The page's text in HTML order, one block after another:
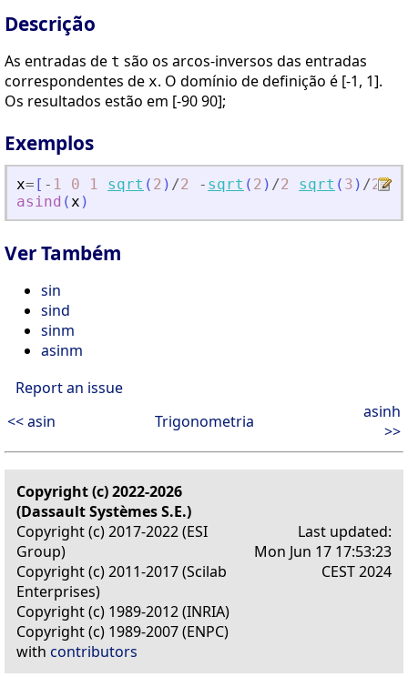
Descrição
As entradas de t são os arcos-inversos das entradas
correspondentes de x. O domínio de definição é [-1, 1].
Os resultados estão em [-90 90];
Exemplos
x= [ - 1 0 1 sqrt ( 2 ) /2 - sqrt ( 2 ) /2 sqrt ( 3 ) /2 -
asind (x )
Ver Também
sin
sind
sinm
asinm
Report an issue
<< asin
Trigonometria
asinh
>>
Copyright (c) 2022-2026
(Dassault Systèmes S.E.)
Copyright (c) 2017-2022 (ESI
Group)
Copyright (c) 2011-2017 (Scilab
Enterprises)
Copyright (c) 1989-2012 (INRIA)
Copyright (c) 1989-2007 (ENPC)
with contributors
Last updated:
Mon Jun 17 17:53:23
CEST 2024